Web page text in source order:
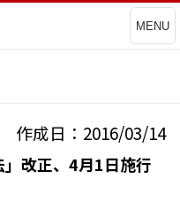
MENU
作成日：2016/03/14
」改正、4月1日施行